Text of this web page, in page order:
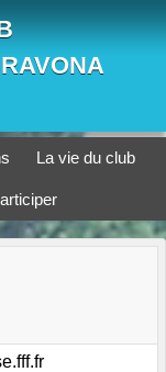
La vie du club